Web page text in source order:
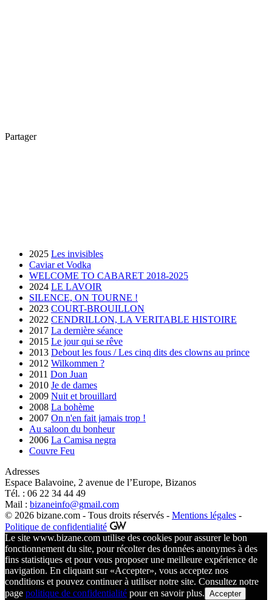
Partager
2025 Les invisibles
Caviar et Vodka
WELCOME TO CABARET 2018-2025
2024 LE LAVOIR
SILENCE, ON TOURNE !
2023 COURT-BROUILLON
2022 CENDRILLON, LA VERITABLE HISTOIRE
2017 La dernière séance
2015 Le jour qui se rêve
2013 Debout les fous / Les cinq dits des clowns au prince
2012 Wilkommen ?
2011 Don Juan
2010 Je de dames
2009 Nuit et brouillard
2008 La bohème
2007 On n'en fait jamais trop !
Au saloon du bonheur
2006 La Camisa negra
Couvre Feu
Adresses
Espace Balavoine, 2 avenue de l’Europe, Bizanos
Tél. : 06 22 34 44 49
Mail : bizaneinfo@gmail.com
© 2026 bizane.com - Tous droits réservés - Mentions légales -
Politique de confidentialité
Le site www.bizane.com utilise des cookies pour assurer le bon
fonctionnement du site, pour récolter des données anonymes à des
fins statistiques et pour vous proposer une meilleure expérience de
navigation. En cliquant sur «Accepter», vous acceptez nos
conditions et pouvez continuer à utiliser notre site. Consultez notre
page politique de confidentialité pour en savoir plus. Accepter